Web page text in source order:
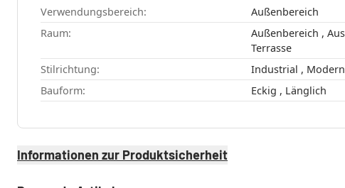
Verwendungsbereich:
Außenbereich
Raum:
Außenbereich , Aussenfassade , Garten ,
Terrasse
Stilrichtung:
Industrial , Modern
Bauform:
Eckig , Länglich
Informationen zur Produktsicherheit